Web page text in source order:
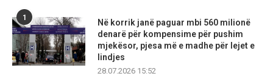
1
Në korrik janë paguar mbi 560 milionë
denarë për kompensime për pushim
mjekësor, pjesa më e madhe për lejet e
lindjes
28.07.2026 15:52